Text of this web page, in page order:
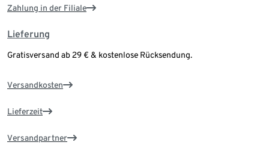
Zahlung in der Filiale
Lieferung
Gratisversand ab 29 € & kostenlose Rücksendung.
Versandkosten
Lieferzeit
Versandpartner